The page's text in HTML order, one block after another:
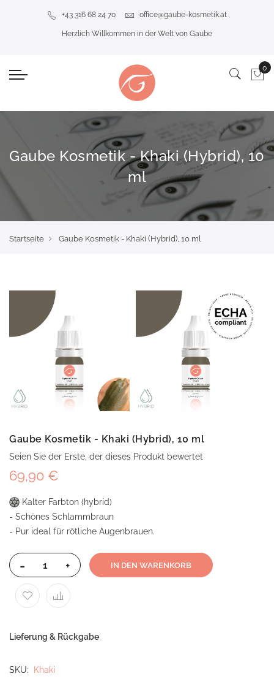
+43 316 68 24 70 office@gaube-kosmetik.at
Herzlich Willkommen in der Welt von Gaube
Gaube Kosmetik - Khaki (Hybrid), 10
ml
Startseite Gaube Kosmetik - Khaki (Hybrid), 10 ml
Gaube Kosmetik - Khaki (Hybrid), 10 ml
Seien Sie der Erste, der dieses Produkt bewertet
69,90 €
Kalter Farbton (hybrid)
- Schönes Schlammbraun
- Pur ideal für rötliche Augenbrauen.
- + IN DEN WARENKORB
Lieferung & Rückgabe
SKU Khaki